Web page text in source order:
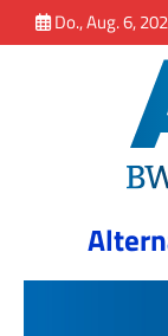
springen
to
Do., Aug. 6,